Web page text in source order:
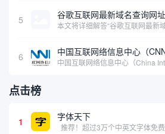
5 谷歌互联网最新域名查询网
6 中国互联网络信息中心（
点击榜
1 字体天下
推荐！超过3万个中英文字体免费